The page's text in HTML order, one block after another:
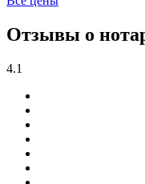
Отзывы о
4.1